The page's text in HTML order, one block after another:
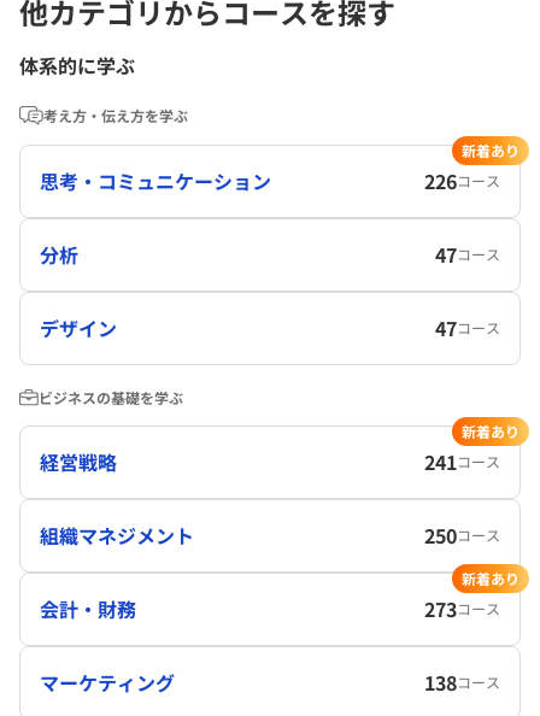
他カテゴリからコースを探す
体系的に学ぶ
考え方・伝え方を学ぶ
思考・コミュニケーション 226コース
新着あり
分析 47コース
デザイン 47コース
ビジネスの基礎を学ぶ
経営戦略 241コース
新着あり
組織マネジメント 250コース
会計・財務 273コース
新着あり
マーケティング 138コース